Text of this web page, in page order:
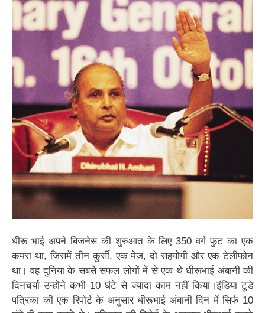
पर
समाज
मारता
था ताना
JEE
Exam
चक्की
का आटा
खाते हैं !
के
कंपनी
की
मालकिन
करते
है?
धीरू भाई अपने बिजनेस की शुरुआत के लिए 350 वर्ग फुट का एक
कमरा था, जिसमें तीन कुर्सी, एक मेज, दो सहयोगी और एक टेलीफोन
था। वह दुनिया के सबसे सफल लोगों में से एक थे धीरूभाई अंबानी की
दिनचर्या उन्होंने कभी 10 घंटे से ज्यादा काम नहीं किया।इंडिया टुडे
पत्रिका की एक रिपोर्ट के अनुसार धीरूभाई अंबानी दिन में सिर्फ 10